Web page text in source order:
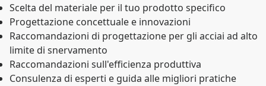
Scelta del materiale per il tuo prodotto specifico
Progettazione concettuale e innovazioni
Raccomandazioni di progettazione per gli acciai ad alto
limite di snervamento
Raccomandazioni sull'efficienza produttiva
Consulenza di esperti e guida alle migliori pratiche